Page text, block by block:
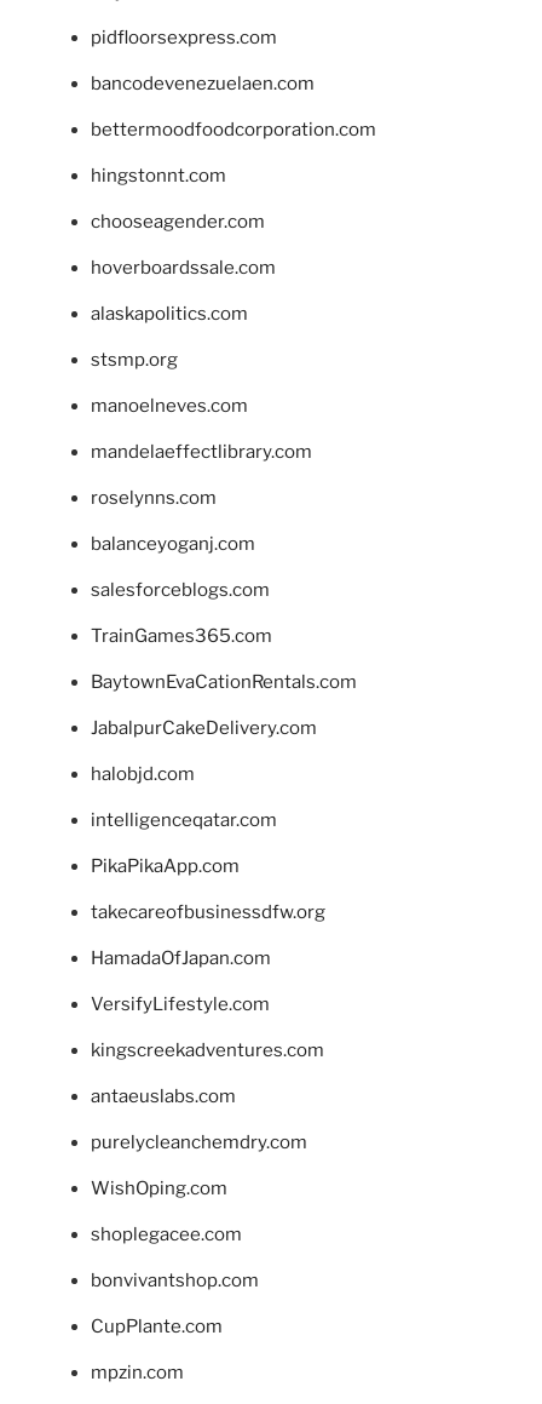
pidfloorsexpress.com
bancodevenezuelaen.com
bettermoodfoodcorporation.com
hingstonnt.com
chooseagender.com
hoverboardssale.com
alaskapolitics.com
stsmp.org
manoelneves.com
mandelaeffectlibrary.com
roselynns.com
balanceyoganj.com
salesforceblogs.com
TrainGames365.com
BaytownEvaCationRentals.com
JabalpurCakeDelivery.com
halobjd.com
intelligenceqatar.com
PikaPikaApp.com
takecareofbusinessdfw.org
HamadaOfJapan.com
VersifyLifestyle.com
kingscreekadventures.com
antaeuslabs.com
purelycleanchemdry.com
WishOping.com
shoplegacee.com
bonvivantshop.com
CupPlante.com
mpzin.com